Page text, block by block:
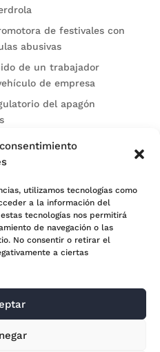
utilizamos tecnologías como
a la información del
tecnologías nos permitirá
de navegación o las
No consentir o retirar el
a ciertas
de festivales con
abusivas
de un trabajador
de empresa
del apagón
de la CNMV a Soltec y
Legal